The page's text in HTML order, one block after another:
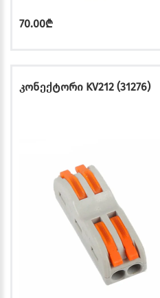
70.00₾
კონექტორი KV212 (31276)